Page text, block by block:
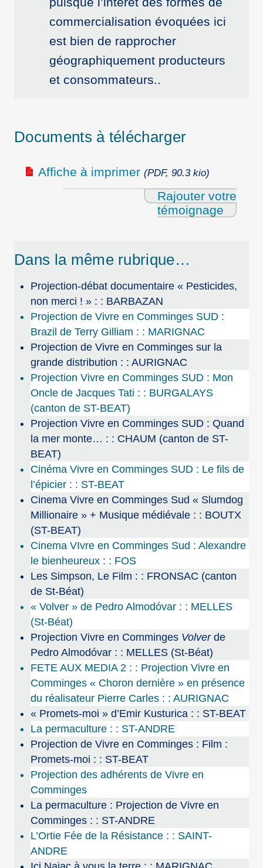
commercialisation évoquées ici
est bien de rapprocher
géographiquement producteurs
et consommateurs..
Documents à télécharger
Affiche à imprimer (PDF, 90.3 kio)
Rajouter votre
témoignage
Dans la même rubrique…
Projection-débat documentaire « Pesticides,
non merci ! » : : BARBAZAN
Projection de Vivre en Comminges SUD :
Brazil de Terry Gilliam : : MARIGNAC
Projection de Vivre en Comminges sur la
grande distribution : : AURIGNAC
Projection Vivre en Comminges SUD : Mon
Oncle de Jacques Tati : : BURGALAYS
(canton de ST-BEAT)
Projection Vivre en Comminges SUD : Quand
la mer monte… : : CHAUM (canton de ST-
BEAT)
Cinéma Vivre en Comminges SUD : Le fils de
l’épicier : : ST-BEAT
Cinema Vivre en Comminges Sud « Slumdog
Millionaire » + Musique médiévale : : BOUTX
(ST-BEAT)
Cinema VIvre en Comminges Sud : Alexandre
le bienheureux : : FOS
Les Simpson, Le Film : : FRONSAC (canton
de St-Béat)
« Volver » de Pedro Almodóvar : : MELLES
(St-Béat)
Projection Vivre en Comminges Volverde
Pedro Almodóvar : : MELLES (St-Béat)
FETE AUX MEDIA 2 : : Projection Vivre en
Comminges « Choron dernière » en présence
du réalisateur Pierre Carles : : AURIGNAC
« Promets-moi » d’Emir Kusturica : : ST-BEAT
La permaculture : : ST-ANDRE
Projection de Vivre en Comminges : Film :
Promets-moi : : ST-BEAT
Projection des adhérents de Vivre en
Comminges
La permaculture : Projection de Vivre en
Comminges : : ST-ANDRE
L’Ortie Fée de la Résistance : : SAINT-
ANDRE